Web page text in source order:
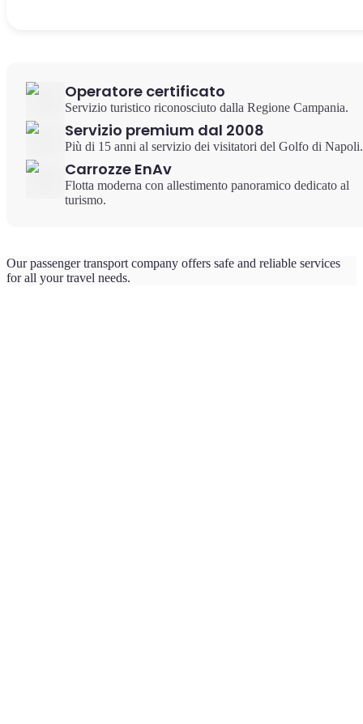
Operatore certificato
Servizio turistico riconosciuto dalla Regione Campania.
Servizio premium dal 2008
Più di 15 anni al servizio dei visitatori del Golfo di Napoli.
Carrozze EnAv
Flotta moderna con allestimento panoramico dedicato al
turismo.
Our passenger transport company offers safe and reliable services
for all your travel needs.